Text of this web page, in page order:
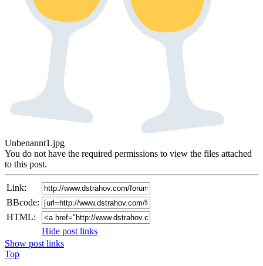
Unbenannt1.jpg
You do not have the required permissions to view the files attached
to this post.
Link:
BBcode:
HTML:
Hide post links
Show post links
Top